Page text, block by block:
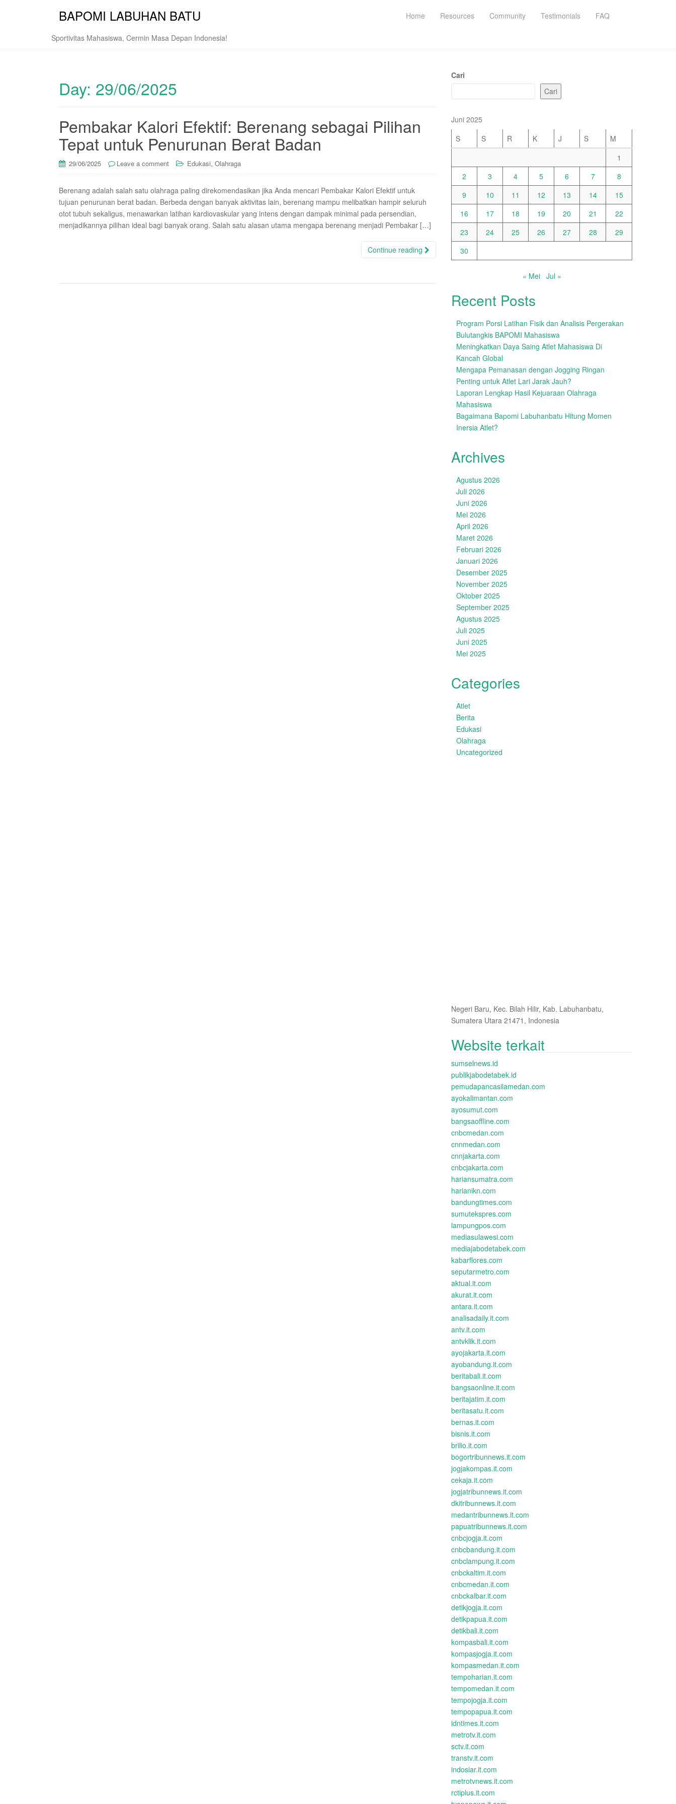
BAPOMI LABUHAN BATU
Sportivitas Mahasiswa, Cermin Masa Depan Indonesia!
Home Resources Community Testimonials FAQ
Day: 29/06/2025
Pembakar Kalori Efektif: Berenang sebagai Pilihan
Tepat untuk Penurunan Berat Badan
29/06/2025 Leave a comment Edukasi, Olahraga
Berenang adalah salah satu olahraga paling direkomendasikan jika Anda mencari Pembakar Kalori Efektif untuk
tujuan penurunan berat badan. Berbeda dengan banyak aktivitas lain, berenang mampu melibatkan hampir seluruh
otot tubuh sekaligus, menawarkan latihan kardiovaskular yang intens dengan dampak minimal pada persendian,
menjadikannya pilihan ideal bagi banyak orang. Salah satu alasan utama mengapa berenang menjadi Pembakar […]
Continue reading
Cari
Cari
Juni 2025
S
S R K J S
M
1
2
3 4 5 6 7
8
9
10 11 12 13 14
15
16
17 18 19 20 21
22
23
24 25 26 27 28
29
30
« Mei Jul »
Recent Posts
Program Porsi Latihan Fisik dan Analisis Pergerakan
Bulutangkis BAPOMI Mahasiswa
Meningkatkan Daya Saing Atlet Mahasiswa Di
Kancah Global
Mengapa Pemanasan dengan Jogging Ringan
Penting untuk Atlet Lari Jarak Jauh?
Laporan Lengkap Hasil Kejuaraan Olahraga
Mahasiswa
Bagaimana Bapomi Labuhanbatu Hitung Momen
Inersia Atlet?
Archives
Agustus 2026
Juli 2026
Juni 2026
Mei 2026
April 2026
Maret 2026
Februari 2026
Januari 2026
Desember 2025
November 2025
Oktober 2025
September 2025
Agustus 2025
Juli 2025
Juni 2025
Mei 2025
Categories
Atlet
Berita
Edukasi
Olahraga
Uncategorized
Negeri Baru, Kec. Bilah Hilir, Kab. Labuhanbatu,
Sumatera Utara 21471, Indonesia
Website terkait
sumselnews.id
publikjabodetabek.id
pemudapancasilamedan.com
ayokalimantan.com
ayosumut.com
bangsaoffline.com
cnbcmedan.com
cnnmedan.com
cnnjakarta.com
cnbcjakarta.com
hariansumatra.com
harianikn.com
bandungtimes.com
sumutekspres.com
lampungpos.com
mediasulawesi.com
mediajabodetabek.com
kabarflores.com
seputarmetro.com
aktual.it.com
akurat.it.com
antara.it.com
analisadaily.it.com
antv.it.com
antvklik.it.com
ayojakarta.it.com
ayobandung.it.com
beritabali.it.com
bangsaonline.it.com
beritajatim.it.com
beritasatu.it.com
bernas.it.com
bisnis.it.com
brilio.it.com
bogortribunnews.it.com
jogjakompas.it.com
cekaja.it.com
jogjatribunnews.it.com
dkitribunnews.it.com
medantribunnews.it.com
papuatribunnews.it.com
cnbcjogja.it.com
cnbcbandung.it.com
cnbclampung.it.com
cnbckaltim.it.com
cnbcmedan.it.com
cnbckalbar.it.com
detikjogja.it.com
detikpapua.it.com
detikbali.it.com
kompasbali.it.com
kompasjogja.it.com
kompasmedan.it.com
tempoharian.it.com
tempomedan.it.com
tempojogja.it.com
tempopapua.it.com
idntimes.it.com
metrotv.it.com
sctv.it.com
transtv.it.com
indosiar.it.com
metrotvnews.it.com
rctiplus.it.com